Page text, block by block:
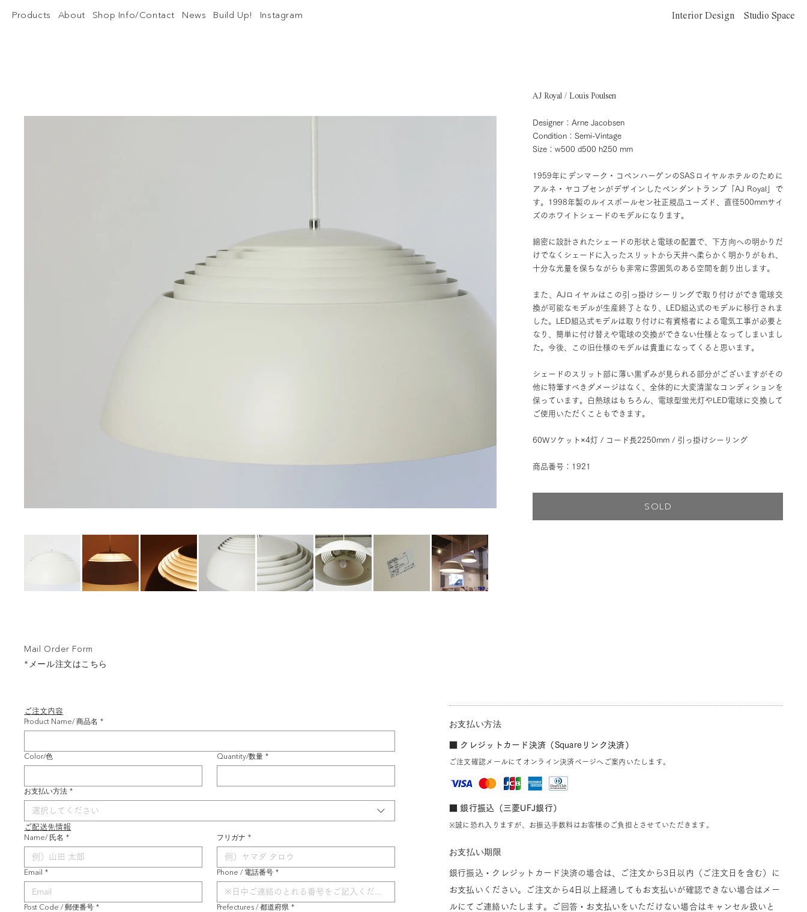
Interior Design Studio Space
Products About Shop Info/Contact News Build Up! Instagram
ご注文内容
Product Name/ 商品名 *
Color/色 Quantity/数量 *
お支払い方法 *
選択してください
ご配送先情報
Name/ 氏名 * フリガナ *
Email * Phone / 電話番号 *
Post Code / 郵便番号 * Prefectures / 都道府県 *
お支払い方法
■ クレジットカード決済（Squareリンク決済）
ご注文確認メールにてオンライン決済ページへご案内いたします。
■ 銀行振込（三菱UFJ銀行）
※誠に恐れ入りますが、お振込手数料はお客様のご負担とさせていただきます。
お支払い期限
銀行振込・クレジットカード決済の場合は、ご注文から3日以内（ご注文日を含む）に
お支払いください。ご注文から4日以上経過してもお支払いが確認できない場合はメー
ルにてご連絡いたします。ご回答・お支払いをいただけない場合はキャンセル扱いと
Mail Order Form
*メール注文はこちら
AJ Royal / Louis Poulsen
Designer：Arne Jacobsen
Condition：Semi-Vintage
Size：w500 d500 h250 mm
1959年にデンマーク・コペンハーゲンのSASロイヤルホテルのために
アルネ・ヤコブセンがデザインしたペンダントランプ「AJ Royal」で
す。1998年製のルイスポールセン社正規品ユーズド、直径500mmサイ
ズのホワイトシェードのモデルになります。
綿密に設計されたシェードの形状と電球の配置で、下方向への明かりだ
けでなくシェードに入ったスリットから天井へ柔らかく明かりがもれ、
十分な光量を保ちながらも非常に雰囲気のある空間を創り出します。
また、AJロイヤルはこの引っ掛けシーリングで取り付けができ電球交
換が可能なモデルが生産終了となり、LED組込式のモデルに移行されま
した。LED組込式モデルは取り付けに有資格者による電気工事が必要と
なり、簡単に付け替えや電球の交換ができない仕様となってしまいまし
た。今後、この旧仕様のモデルは貴重になってくると思います。
シェードのスリット部に薄い黒ずみが見られる部分がございますがその
他に特筆すべきダメージはなく、全体的に大変清潔なコンディションを
保っています。白熱球はもちろん、電球型蛍光灯やLED電球に交換して
ご使用いただくこともできます。
60Wソケット×4灯 / コード長2250mm / 引っ掛けシーリング
商品番号：1921
SOLD